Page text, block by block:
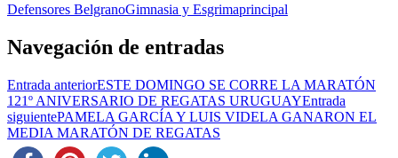
Defensores BelgranoGimnasia y Esgrimaprincipal
Navegación de entradas
Entrada anteriorESTE DOMINGO SE CORRE LA MARATÓN
121º ANIVERSARIO DE REGATAS URUGUAYEntrada
siguientePAMELA GARCÍA Y LUIS VIDELA GANARON EL
MEDIA MARATÓN DE REGATAS